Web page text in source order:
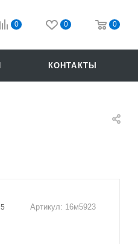
0 0 0
КОНТАКТЫ
5 Артикул: 16м5923